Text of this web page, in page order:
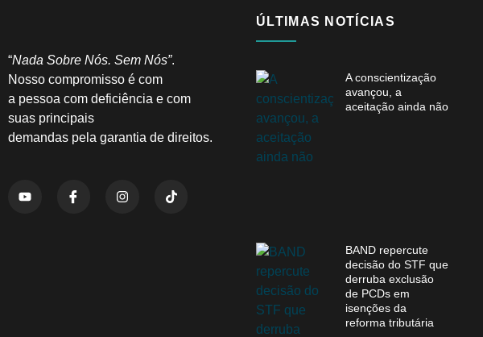
“Nada Sobre Nós. Sem Nós”.
Nosso compromisso é com
a pessoa com deficiência e com
suas principais
demandas pela garantia de direitos.
ÚLTIMAS NOTÍCIAS
A conscientização
avançou, a
aceitação ainda não
BAND repercute
decisão do STF que
derruba exclusão
de PCDs em
isenções da
reforma tributária